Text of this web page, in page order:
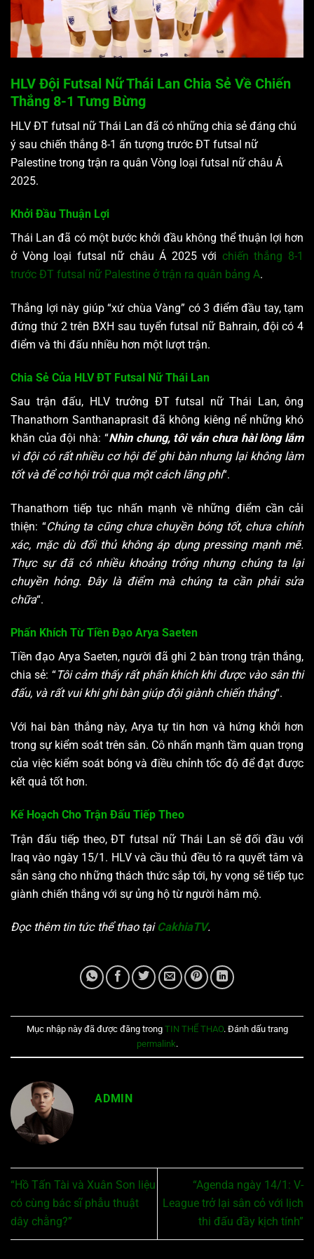
HLV Đội Futsal Nữ Thái Lan Chia Sẻ Về Chiến
Thắng 8-1 Tưng Bừng
HLV ĐT futsal nữ Thái Lan đã có những chia sẻ đáng chú
ý sau chiến thắng 8-1 ấn tượng trước ĐT futsal nữ
Palestine trong trận ra quân Vòng loại futsal nữ châu Á
2025.
Khởi Đầu Thuận Lợi
Thái Lan đã có một bước khởi đầu không thể thuận lợi hơn
ở Vòng loại futsal nữ châu Á 2025 với chiến thắng 8-1
trước ĐT futsal nữ Palestine ở trận ra quân bảng A.
Thắng lợi này giúp “xứ chùa Vàng” có 3 điểm đầu tay, tạm
đứng thứ 2 trên BXH sau tuyển futsal nữ Bahrain, đội có 4
điểm và thi đấu nhiều hơn một lượt trận.
Chia Sẻ Của HLV ĐT Futsal Nữ Thái Lan
Sau trận đấu, HLV trưởng ĐT futsal nữ Thái Lan, ông
Thanathorn Santhanaprasit đã không kiêng nể những khó
khăn của đội nhà: “Nhìn chung, tôi vẫn chưa hài lòng lắm
vì đội có rất nhiều cơ hội để ghi bàn nhưng lại không làm
tốt và để cơ hội trôi qua một cách lãng phí“.
Thanathorn tiếp tục nhấn mạnh về những điểm cần cải
thiện: “Chúng ta cũng chưa chuyền bóng tốt, chưa chính
xác, mặc dù đối thủ không áp dụng pressing mạnh mẽ.
Thực sự đã có nhiều khoảng trống nhưng chúng ta lại
chuyền hỏng. Đây là điểm mà chúng ta cần phải sửa
chữa“.
Phấn Khích Từ Tiền Đạo Arya Saeten
Tiền đạo Arya Saeten, người đã ghi 2 bàn trong trận thắng,
chia sẻ: “Tôi cảm thấy rất phấn khích khi được vào sân thi
đấu, và rất vui khi ghi bàn giúp đội giành chiến thắng“.
Với hai bàn thắng này, Arya tự tin hơn và hứng khởi hơn
trong sự kiểm soát trên sân. Cô nhấn mạnh tầm quan trọng
của việc kiểm soát bóng và điều chỉnh tốc độ để đạt được
kết quả tốt hơn.
Kế Hoạch Cho Trận Đấu Tiếp Theo
Trận đấu tiếp theo, ĐT futsal nữ Thái Lan sẽ đối đầu với
Iraq vào ngày 15/1. HLV và cầu thủ đều tỏ ra quyết tâm và
sẵn sàng cho những thách thức sắp tới, hy vọng sẽ tiếp tục
giành chiến thắng với sự ủng hộ từ người hâm mộ.
Đọc thêm tin tức thể thao tại CakhiaTV.
Mục nhập này đã được đăng trong TIN THỂ THAO. Đánh dấu trang
permalink.
ADMIN
“Hồ Tấn Tài và Xuân Son liệu
có cùng bác sĩ phẫu thuật
dây chằng?”
“Agenda ngày 14/1: V-
League trở lại sân cỏ với lịch
thi đấu đầy kịch tính”